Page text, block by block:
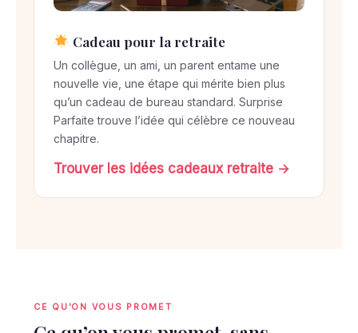
Cadeau pour la retraite
Un collègue, un ami, un parent entame une
nouvelle vie, une étape qui mérite bien plus
qu’un cadeau de bureau standard. Surprise
Parfaite trouve l’idée qui célèbre ce nouveau
chapitre.
Trouver les idées cadeaux retraite →
CE QU’ON VOUS PROMET